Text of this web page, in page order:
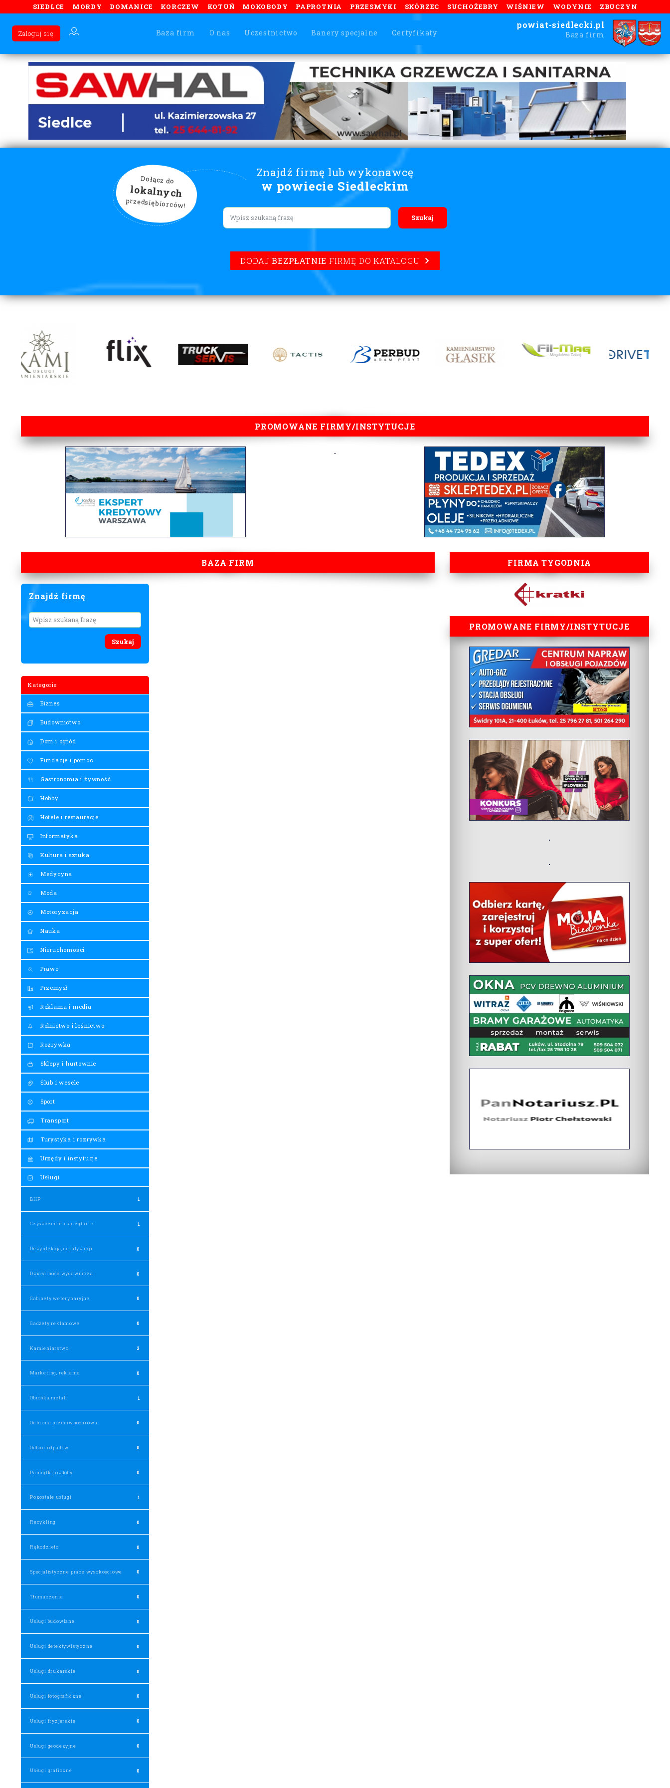
SIEDLCE MORDY DOMANICE KORCZEW KOTUŃ MOKOBODY PAPROTNIA PRZESMYKI SKÓRZEC SUCHOŻEBRY WIŚNIEW WODYNIE ZBUCZYN
Baza firm O nas Uczestnictwo Banery specjalne Certyfikaty
Zaloguj się
powiat-siedlecki.pl
Baza firm
Znajdź firmę lub wykonawcę
w powiecie Siedleckim
Dołącz do
lokalnych
przedsiębiorców!
Lorem ipsum
DODAJBEZPŁATNIE FIRMĘ DO KATALOGU
lorem ipsum
PROMOWANE FIRMY/INSTYTUCJE
BAZA FIRM
Znajdź firmę
Wyszukaj
Kategorie
Biznes
Budownictwo
Dom i ogród
Fundacje i pomoc
Gastronomia i żywność
Hobby
Hotele i restauracje
Informatyka
Kultura i sztuka
Medycyna
Moda
Motoryzacja
Nauka
Nieruchomości
Prawo
Przemysł
Reklama i media
Rolnictwo i leśnictwo
Rozrywka
Sklepy i hurtownie
Ślub i wesele
Sport
Transport
Turystyka i rozrywka
Urzędy i instytucje
Usługi
BHP 1
Czyszczenie i sprzątanie 1
Dezynfekcja, deratyzacja 0
Działalność wydawnicza 0
Gabinety weterynaryjne 0
Gadżety reklamowe 0
Kamieniarstwo 2
Marketing, reklama 0
Obróbka metali 1
Ochrona przeciwpożarowa 0
Odbiór odpadów 0
Pamiątki, ozdoby 0
Pozostałe usługi 1
Recykling 0
Rękodzieło 0
Specjalistyczne prace wysokościowe 0
Tłumaczenia 0
Usługi budowlane 0
Usługi detektywistyczne 0
Usługi drukarskie 0
Usługi fotograficzne 0
Usługi fryzjerskie 0
Usługi geodezyjne 0
Usługi graficzne 0
FIRMA TYGODNIA
PROMOWANE FIRMY/INSTYTUCJE